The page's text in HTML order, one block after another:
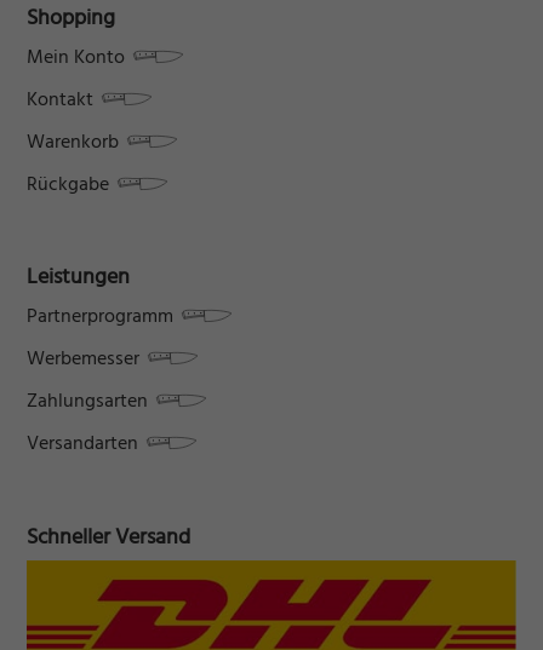
Shopping
Mein Konto
Kontakt
Warenkorb
Rückgabe
Leistungen
Partnerprogramm
Werbemesser
Zahlungsarten
Versandarten
Schneller Versand